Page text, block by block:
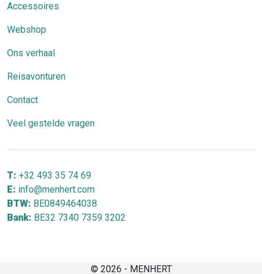
Accessoires
Webshop
Ons verhaal
Reisavonturen
Contact
Veel gestelde vragen
T: +32 493 35 74 69
E: info@menhert.com
BTW: BE0849464038
Bank: BE32 7340 7359 3202
© 2026 - MENHERT